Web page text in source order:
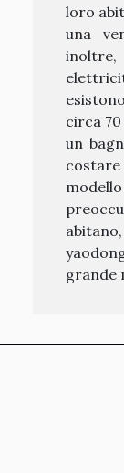
loro
una
circa
un
costare
grande